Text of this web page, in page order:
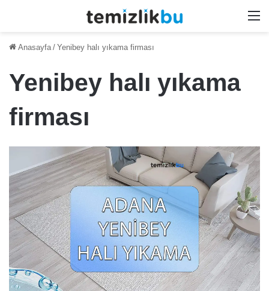
Anasayfa / Yenibey halı yıkama firması
Yenibey halı yıkama
firması